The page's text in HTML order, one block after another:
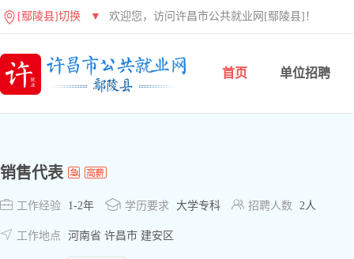
[鄢陵县]切换 ▼ 欢迎您，访问许昌市公共就业网[鄢陵县]！
首页 单位招聘
销售代表
 工作经验 1-2年  学历要求 大学专科  招聘人数 2人
 工作地点 河南省 许昌市 建安区